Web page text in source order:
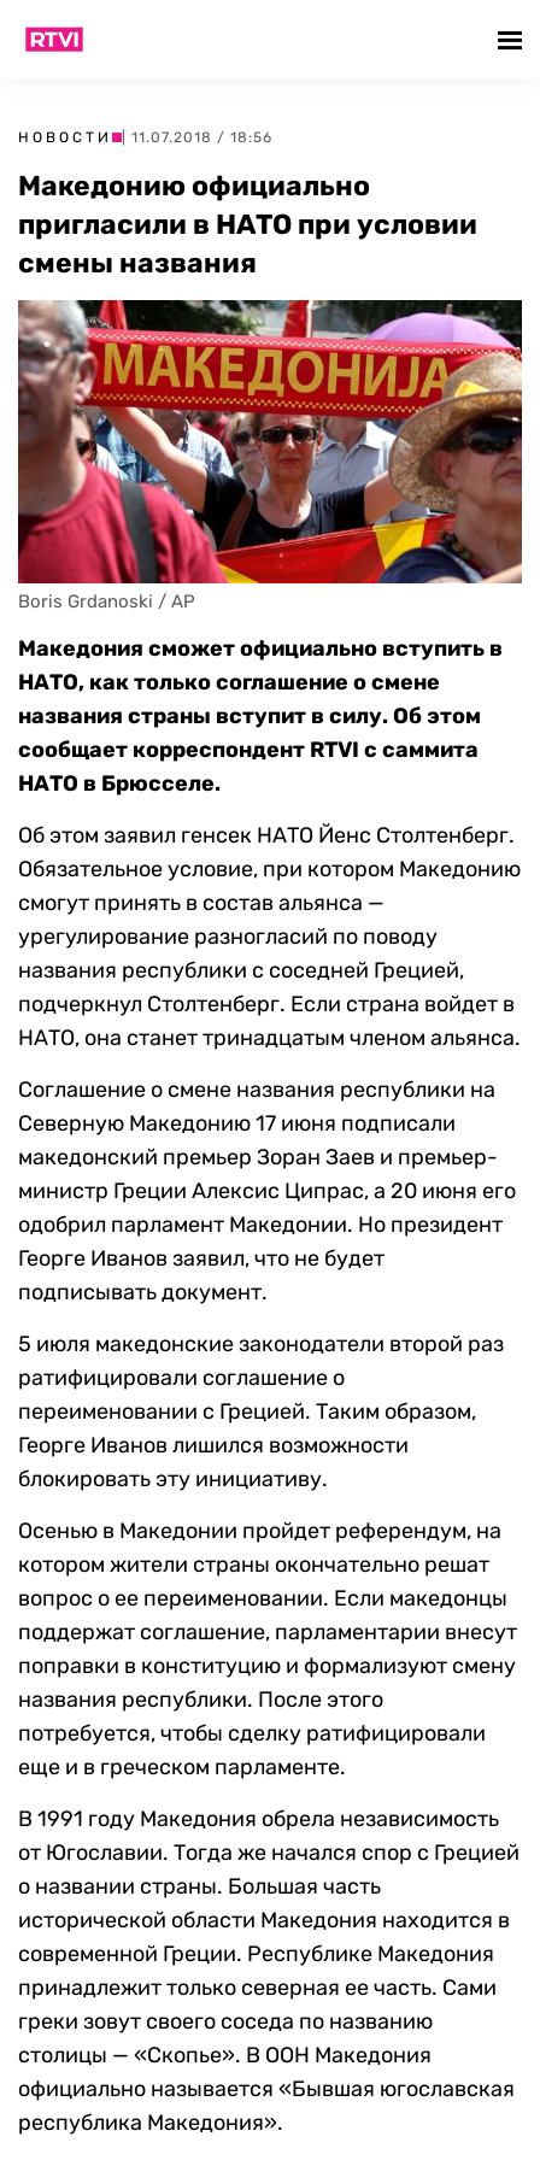
НОВОСТИ | 11.07.2018 / 18:56
Македонию официально
пригласили в НАТО при условии
смены названия
Boris Grdanoski / АР
Македония сможет официально вступить в
НАТО, как только соглашение о смене
названия страны вступит в силу. Об этом
сообщает корреспондент RTVI с саммита
НАТО в Брюсселе.
Об этом заявил генсек НАТО Йенс Столтенберг.
Обязательное условие, при котором Македонию
смогут принять в состав альянса —
урегулирование разногласий по поводу
названия республики с соседней Грецией,
подчеркнул Столтенберг. Если страна войдет в
НАТО, она станет тринадцатым членом альянса.
Соглашение о смене названия республики на
Северную Македонию 17 июня подписали
македонский премьер Зоран Заев и премьер-
министр Греции Алексис Ципрас, а 20 июня его
одобрил парламент Македонии. Но президент
Георге Иванов заявил, что не будет
подписывать документ.
5 июля македонские законодатели второй раз
ратифицировали соглашение о
переименовании с Грецией. Таким образом,
Георге Иванов лишился возможности
блокировать эту инициативу.
Осенью в Македонии пройдет референдум, на
котором жители страны окончательно решат
вопрос о ее переименовании. Если македонцы
поддержат соглашение, парламентарии внесут
поправки в конституцию и формализуют смену
названия республики. После этого
потребуется, чтобы сделку ратифицировали
еще и в греческом парламенте.
В 1991 году Македония обрела независимость
от Югославии. Тогда же начался спор с Грецией
о названии страны. Большая часть
исторической области Македония находится в
современной Греции. Республике Македония
принадлежит только северная ее часть. Сами
греки зовут своего соседа по названию
столицы — «Скопье». В ООН Македония
официально называется «Бывшая югославская
республика Македония».